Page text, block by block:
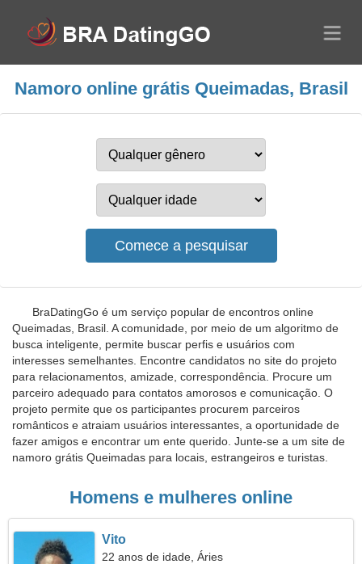
Namoro online grátis Queimadas, Brasil
BraDatingGo é um serviço popular de encontros online
Queimadas, Brasil. A comunidade, por meio de um algoritmo de
busca inteligente, permite buscar perfis e usuários com
interesses semelhantes. Encontre candidatos no site do projeto
para relacionamentos, amizade, correspondência. Procure um
parceiro adequado para contatos amorosos e comunicação. O
projeto permite que os participantes procurem parceiros
românticos e atraiam usuários interessantes, a oportunidade de
fazer amigos e encontrar um ente querido. Junte-se a um site de
namoro grátis Queimadas para locais, estrangeiros e turistas.
Homens e mulheres online
Vito
22 anos de idade, Áries